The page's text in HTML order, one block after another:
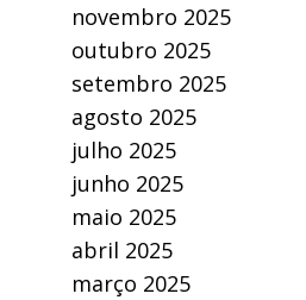
novembro 2025
outubro 2025
setembro 2025
agosto 2025
julho 2025
junho 2025
maio 2025
abril 2025
março 2025